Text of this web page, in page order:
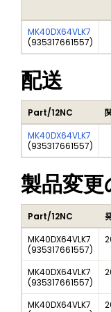
MK40DX64VLK7
(935317661557)
配送
Part/12NC
MK40DX64VLK7
(935317661557)
製品変
Part/12NC
MK40DX64VLK7
(935317661557)
MK40DX64VLK7
(935317661557)
MK40DX64VLK7